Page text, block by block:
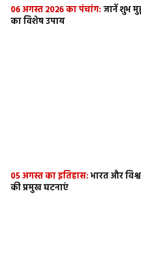
06 अगस्त 2026 का पंचांग:जानें शुभ
का विशेष उपाय
05 अगस्त का इतिहास:भारत और
की प्रमुख घटनाएं